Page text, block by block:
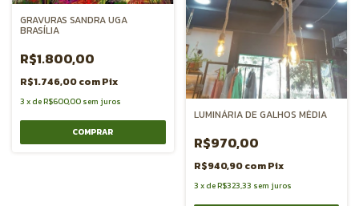
GRAVURAS SANDRA UGA
BRASÍLIA
R$1.800,00
R$1.746,00comPix
3 xdeR$600,00 sem juros
LUMINÁRIA DE GALHOS MÉDIA
R$970,00
R$940,90comPix
3 xdeR$323,33 sem juros